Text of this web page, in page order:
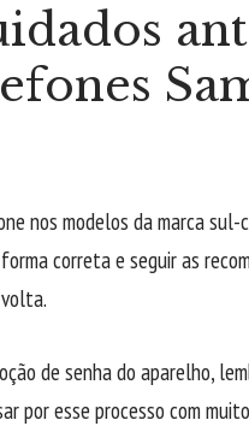
nos modelos da marca
correta e seguir as
de senha do aparelho,
por esse processo com